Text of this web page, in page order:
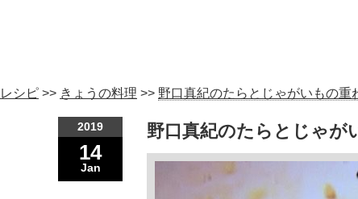
レシピ >> きょうの料理 >> 野口真紀のたらとじゃがいもの重
2019
14
Jan
野口真紀のたらとじゃが